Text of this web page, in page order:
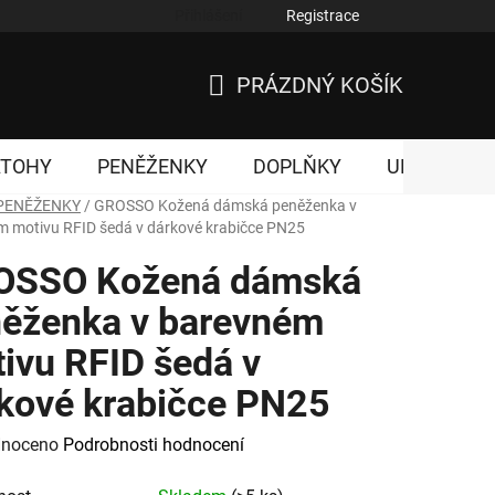
Registrace
KOŠÍK
PRÁZDNÝ KOŠÍK
PENĚŽENKY DOPLŇKY UNISEX
/ GROSSO Kožená dámská peněženka v
motivu RFID šedá v dárkové krabičce PN25
Kožená dámská
v barevném
RFID šedá v
krabičce PN25
Podrobnosti hodnocení